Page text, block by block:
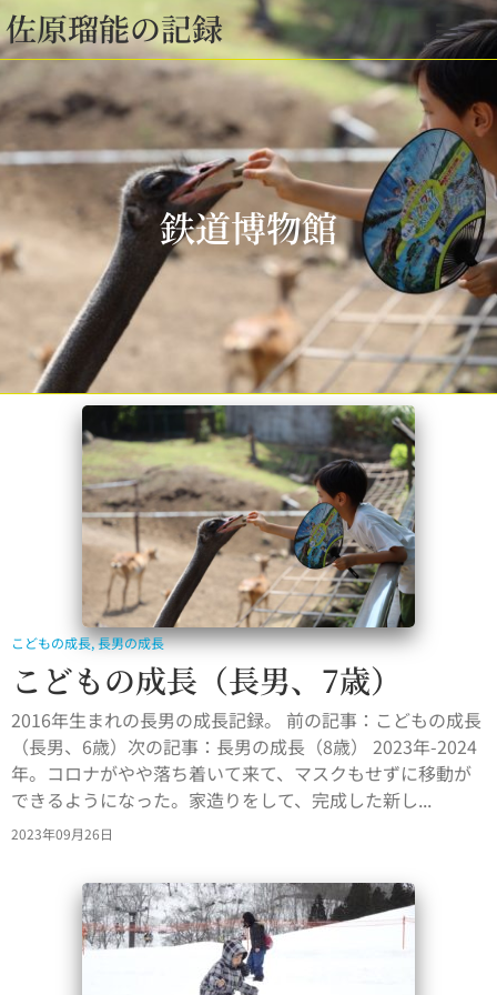
佐原瑠能の記録
鉄道博物館
こどもの成長,長男の成長
こどもの成長（長男、7歳）
2016年生まれの長男の成長記録。 前の記事：こどもの成長
（長男、6歳）次の記事：長男の成長（8歳） 2023年-2024
年。コロナがやや落ち着いて来て、マスクもせずに移動が
できるようになった。家造りをして、完成した新し...
2023年09月26日